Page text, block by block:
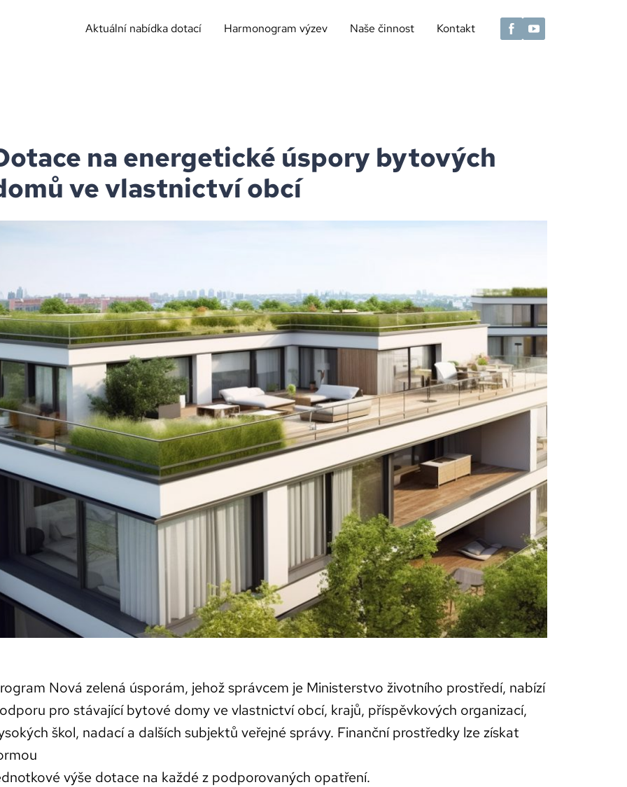
Aktuální nabídka dotací Harmonogram výzev Naše činnost Kontakt
na energetické úspory bytových
ve vlastnictví obcí
Nová zelená úsporám, jehož správcem je Ministerstvo životního prostředí, nabízí
pro stávající bytové domy ve vlastnictví obcí, krajů, příspěvkových organizací,
škol, nadací a dalších subjektů veřejné správy. Finanční prostředky lze získat
výše dotace na každé z podporovaných opatření.